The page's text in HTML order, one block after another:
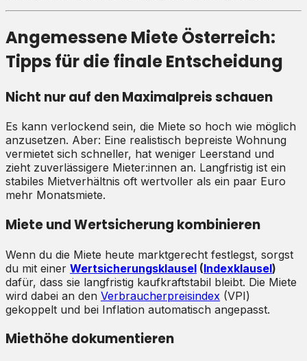
Angemessene Miete Österreich:
Tipps für die finale Entscheidung
Nicht nur auf den Maximalpreis schauen
Es kann verlockend sein, die Miete so hoch wie möglich
anzusetzen. Aber: Eine realistisch bepreiste Wohnung
vermietet sich schneller, hat weniger Leerstand und
zieht zuverlässigere Mieter:innen an. Langfristig ist ein
stabiles Mietverhältnis oft wertvoller als ein paar Euro
mehr Monatsmiete.
Miete und Wertsicherung kombinieren
Wenn du die Miete heute marktgerecht festlegst, sorgst
du mit einer Wertsicherungsklausel (Indexklausel)
dafür, dass sie langfristig kaufkraftstabil bleibt. Die Miete
wird dabei an den Verbraucherpreisindex (VPI)
gekoppelt und bei Inflation automatisch angepasst.
Miethöhe dokumentieren